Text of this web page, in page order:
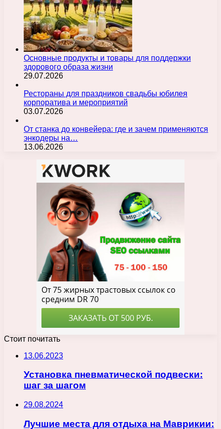
Основные продукты и товары для поддержки
здорового образа жизни
29.07.2026
Рестораны для праздников свадьбы юбилея
корпоратива и мероприятий
03.07.2026
От станка до конвейера: где и зачем применяются
энкодеры на…
13.06.2026
Стоит почитать
13.06.2023
Установка пневматической подвески:
шаг за шагом
29.08.2024
Лучшие места для отдыха на Маврикии: